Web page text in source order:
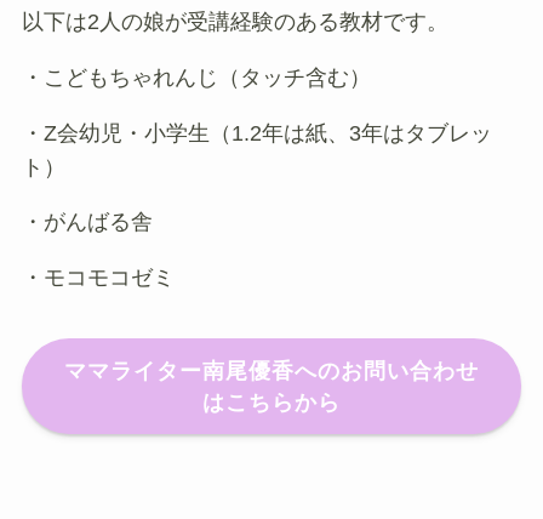
以下は2人の娘が受講経験のある教材です。
・こどもちゃれんじ（タッチ含む）
・Z会幼児・小学生（1.2年は紙、3年はタブレッ
ト）
・がんばる舎
・モコモコゼミ
ママライター南尾優香へのお問い合わせ
はこちらから